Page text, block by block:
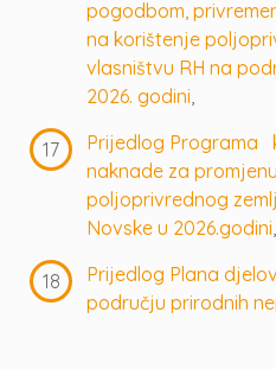
pogodbom,
na korištenje
vlasništvu RH na
2026. godini,
Prijedlog Programa
naknade za
poljoprivrednog
Novske u 2026.godini,
Prijedlog Plana
području prirodnih